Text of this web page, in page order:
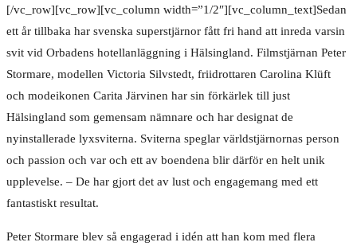
[/vc_row][vc_row][vc_column width=”1/2″][vc_column_text]Sedan
ett år tillbaka har svenska superstjärnor fått fri hand att inreda varsin
svit vid Orbadens hotellanläggning i Hälsingland. Filmstjärnan Peter
Stormare, modellen Victoria Silvstedt, friidrottaren Carolina Klüft
och modeikonen Carita Järvinen har sin förkärlek till just
Hälsingland som gemensam nämnare och har designat de
nyinstallerade lyxsviterna. Sviterna speglar världstjärnornas person
och passion och var och ett av boendena blir därför en helt unik
upplevelse. – De har gjort det av lust och engagemang med ett
fantastiskt resultat.
Peter Stormare blev så engagerad i idén att han kom med flera